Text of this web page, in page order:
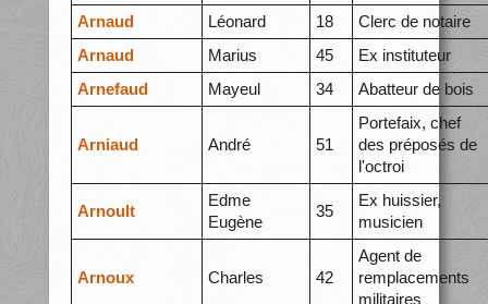
Arnaud
Léonard 18
Clerc de notaire
Arnaud
Marius 45
Ex instituteur
Arnefaud
Mayeul 34 Abatteur de bois
Arniaud André 51
Portefaix, chef
des préposés de
l'octroi
Arnoult
Edme
Eugène
35
Ex huissier,
musicien
Arnoux Charles 42
Agent de
remplacements
militaires